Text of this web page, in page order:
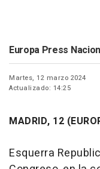
Europa Press
Martes, 12 marzo 2024
Actualizado: 14:25
MADRID, 12
Esquerra